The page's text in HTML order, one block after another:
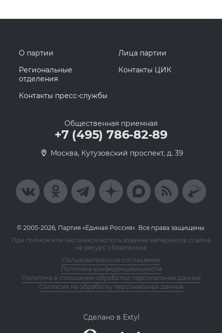
О партии
Лица партии
Региональные
отделения
Контакты ЦИК
Контакты пресс-службы
Общественная приемная
+7 (495) 786-82-89
Москва, Кутузовский проспект, д. 39
© 2005-2026, Партия «Единая Россия». Все права защищены.
При полном или частичном использовании материалов ссылка
на ресурс обязательна
Пользовательское соглашение
Политика конфиденциальности
Политика в отношении обработки персональных данных
Согласие на обработку персональных данных
Сделано в Extyl